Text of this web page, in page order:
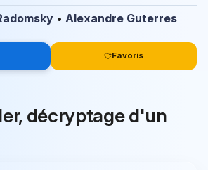
• Alexandre Guterres
Favoris
décryptage d'un